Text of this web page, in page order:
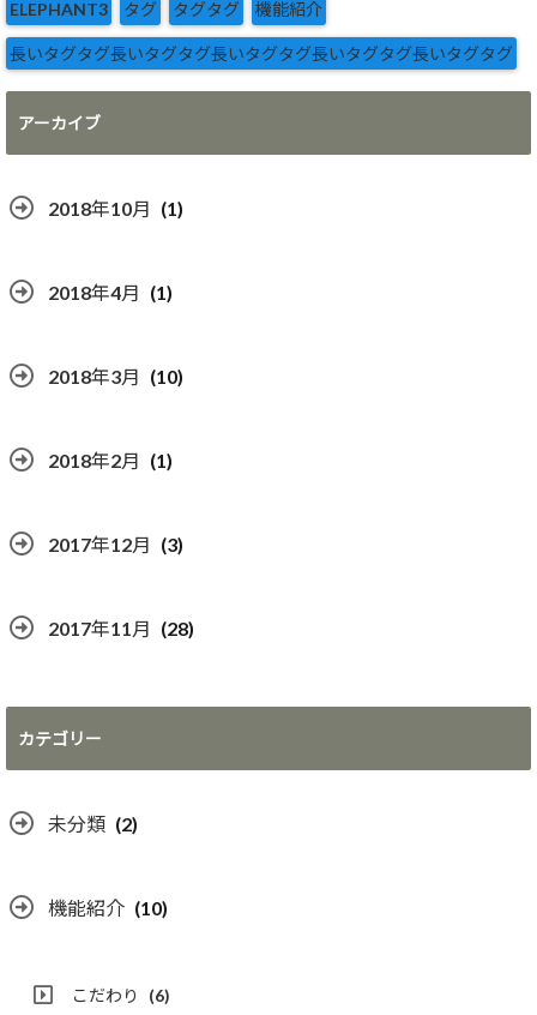
ELEPHANT3 タグ タグタグ 機能紹介
長いタグタグ長いタグタグ長いタグタグ長いタグタグ長いタグタグ
アーカイブ
2018年10月 (1)
2018年4月 (1)
2018年3月 (10)
2018年2月 (1)
2017年12月 (3)
2017年11月 (28)
カテゴリー
未分類 (2)
機能紹介 (10)
こだわり (6)